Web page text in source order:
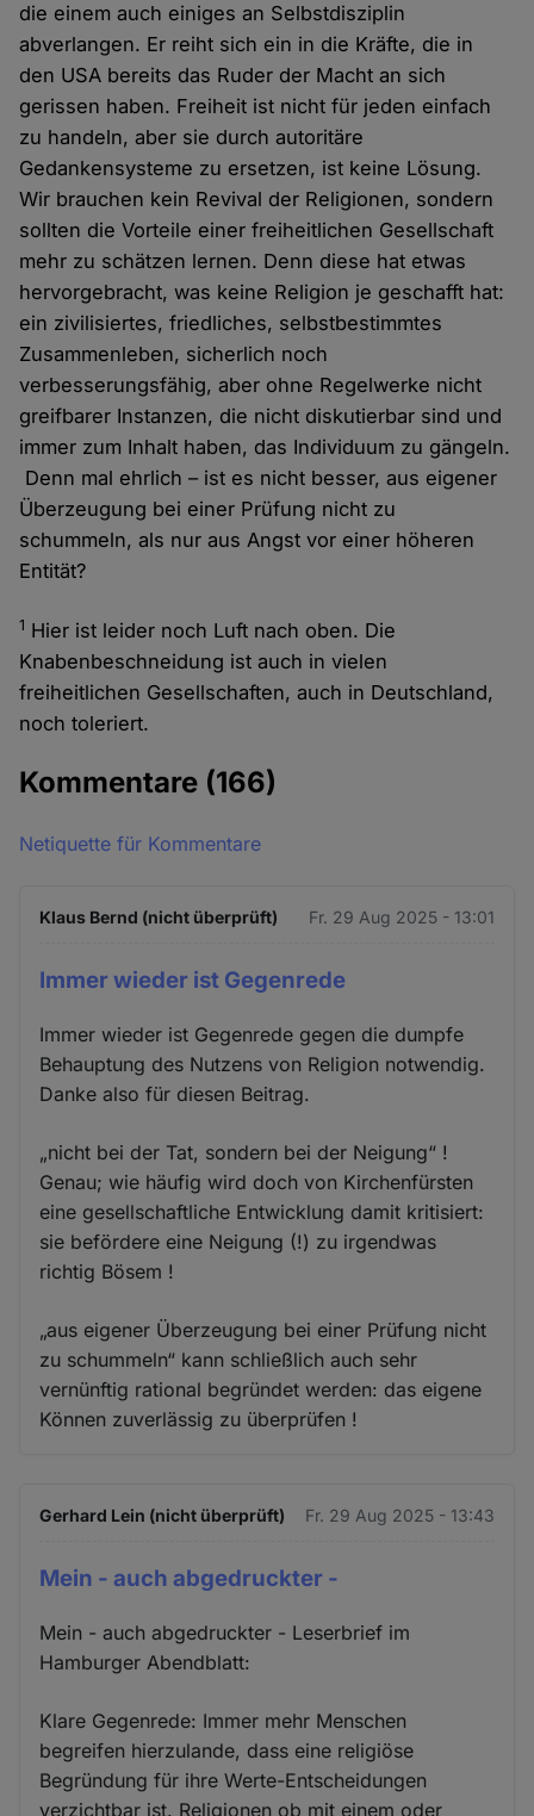
die einem auch einiges an Selbstdisziplin
abverlangen. Er reiht sich ein in die Kräfte, die in
den USA bereits das Ruder der Macht an sich
gerissen haben. Freiheit ist nicht für jeden einfach
zu handeln, aber sie durch autoritäre
Gedankensysteme zu ersetzen, ist keine Lösung.
Wir brauchen kein Revival der Religionen, sondern
sollten die Vorteile einer freiheitlichen Gesellschaft
mehr zu schätzen lernen. Denn diese hat etwas
hervorgebracht, was keine Religion je geschafft hat:
ein zivilisiertes, friedliches, selbstbestimmtes
Zusammenleben, sicherlich noch
verbesserungsfähig, aber ohne Regelwerke nicht
greifbarer Instanzen, die nicht diskutierbar sind und
immer zum Inhalt haben, das Individuum zu gängeln.
Denn mal ehrlich – ist es nicht besser, aus eigener
Überzeugung bei einer Prüfung nicht zu
schummeln, als nur aus Angst vor einer höheren
Entität?
1 Hier ist leider noch Luft nach oben. Die
Knabenbeschneidung ist auch in vielen
freiheitlichen Gesellschaften, auch in Deutschland,
noch toleriert.
Kommentare (166)
Netiquette für Kommentare
Klaus Bernd (nicht überprüft) Fr. 29 Aug 2025 - 13:01
Immer wieder ist Gegenrede
Immer wieder ist Gegenrede gegen die dumpfe
Behauptung des Nutzens von Religion notwendig.
Danke also für diesen Beitrag.
„nicht bei der Tat, sondern bei der Neigung“ !
Genau; wie häufig wird doch von Kirchenfürsten
eine gesellschaftliche Entwicklung damit kritisiert:
sie befördere eine Neigung (!) zu irgendwas
richtig Bösem !
„aus eigener Überzeugung bei einer Prüfung nicht
zu schummeln“ kann schließlich auch sehr
vernünftig rational begründet werden: das eigene
Können zuverlässig zu überprüfen !
Gerhard Lein (nicht überprüft) Fr. 29 Aug 2025 - 13:43
Mein - auch abgedruckter -
Mein - auch abgedruckter - Leserbrief im
Hamburger Abendblatt:
Klare Gegenrede: Immer mehr Menschen
begreifen hierzulande, dass eine religiöse
Begründung für ihre Werte-Entscheidungen
verzichtbar ist. Religionen ob mit einem oder